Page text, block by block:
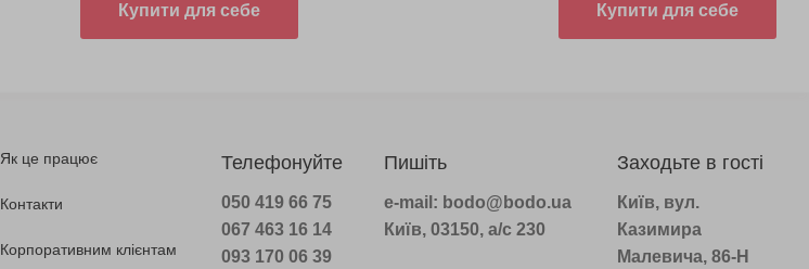
Купити для себе Купити для себе
Як це працює
Контакти
Корпоративним клієнтам
Телефонуйте
050 419 66 75
067 463 16 14
093 170 06 39
Пишіть
e-mail: bodo@bodo.ua
Київ, 03150, а/с 230
Заходьте в гості
Київ, вул.
Казимира
Малевича, 86-Н